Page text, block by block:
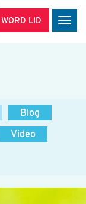
WORD LID
Blog
Video